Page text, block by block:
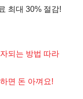
최대 30% 절감!
되는 방법 따라
면 돈 아껴요!